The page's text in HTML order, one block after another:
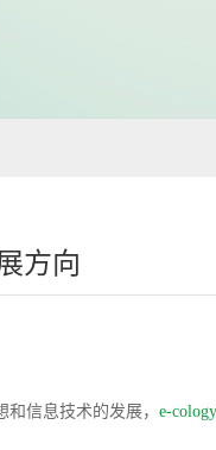
方向
信息技术的发展， e-cology